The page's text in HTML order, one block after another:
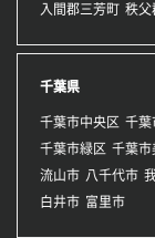
入間郡三芳町 秩父
千葉県
千葉市中央区 千葉
千葉市緑区 千葉市
流山市 八千代市
白井市 富里市